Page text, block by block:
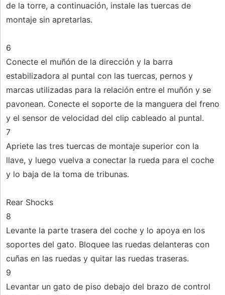
de la torre, a continuación, instale las tuercas de
montaje sin apretarlas.
6
Conecte el muñón de la dirección y la barra
estabilizadora al puntal con las tuercas, pernos y
marcas utilizadas para la relación entre el muñón y se
pavonean. Conecte el soporte de la manguera del freno
y el sensor de velocidad del clip cableado al puntal.
7
Apriete las tres tuercas de montaje superior con la
llave, y luego vuelva a conectar la rueda para el coche
y lo baja de la toma de tribunas.
Rear Shocks
8
Levante la parte trasera del coche y lo apoya en los
soportes del gato. Bloquee las ruedas delanteras con
cuñas en las ruedas y quitar las ruedas traseras.
9
Levantar un gato de piso debajo del brazo de control